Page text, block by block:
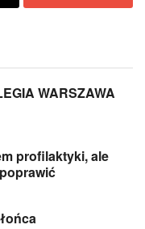
WARSZAWA
profilaktyki, ale